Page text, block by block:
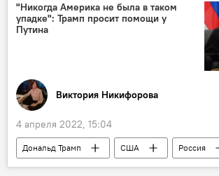
"Никогда Америка не была в таком
упадке": Трамп просит помощи у
Путина
Виктория Никифорова
4 апреля 2022, 15:04
Дональд Трамп США
Россия
Украина
Политика Колумнисты